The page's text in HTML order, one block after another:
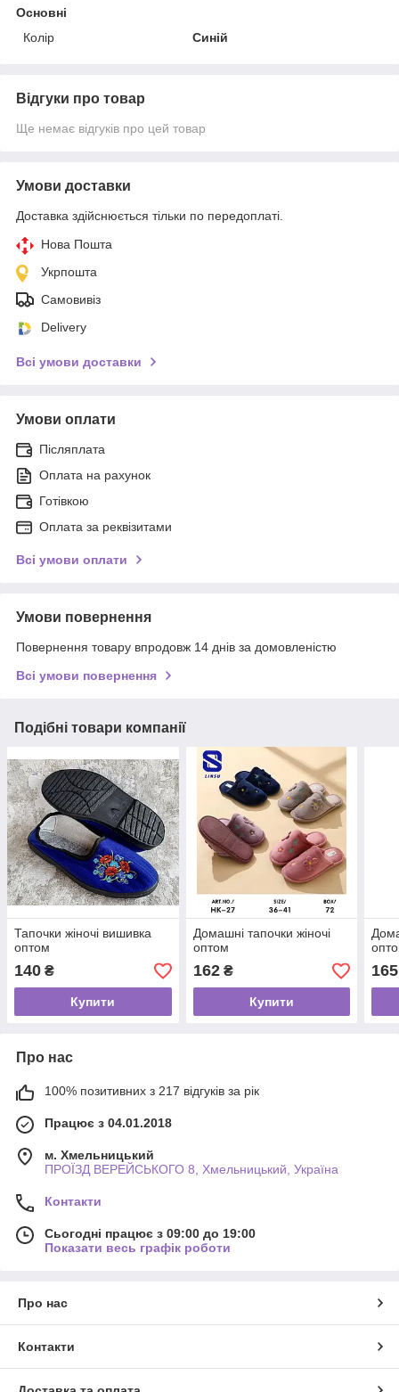
Основні
Колір
Синій
Відгуки про товар
Ще немає відгуків про цей товар
Умови доставки
Доставка здійснюється тільки по передоплаті.
Нова Пошта
Укрпошта
Самовивіз
Delivery
Всі умови доставки
Умови оплати
Післяплата
Оплата на рахунок
Готівкою
Оплата за реквізитами
Всі умови оплати
Умови повернення
Повернення товару впродовж 14 днів за домовленістю
Всі умови повернення
Подібні товари компанії
Тапочки жіночі вишивка
оптом
140 ₴
Купити
Домашні тапочки жіночі
оптом
162₴
Купити
165
Про нас
100% позитивних з 217 відгуків за рік
Працює з 04.01.2018
м. Хмельницький
ПРОЇЗД ВЕРЕЙСЬКОГО 8, Хмельницький, Україна
Контакти
Сьогодні працює з 09:00 до 19:00
Показати весь графік роботи
Про нас
Контакти